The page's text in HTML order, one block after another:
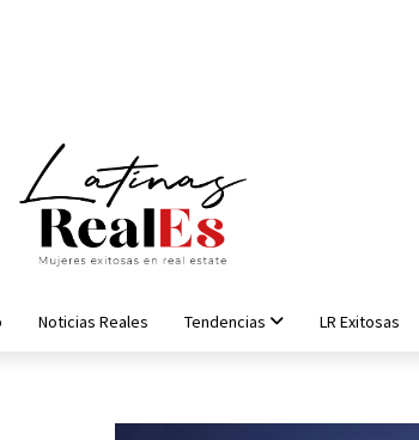
Noticias Reales Tendencias LR Exitosas